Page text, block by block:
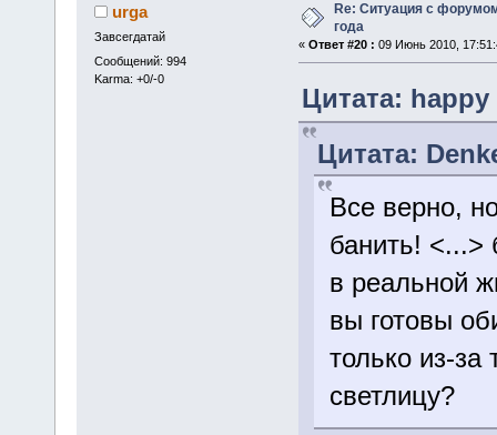
urga
Завсегдатай
Сообщений: 994
Karma: +0/-0
Re: Ситуация с
года
« Ответ #20 : 09 Июнь 2010,
Цитата:
Цитата:
Все верно,
банить! <...>
в реальной
вы готовы
только из-за
светлицу?